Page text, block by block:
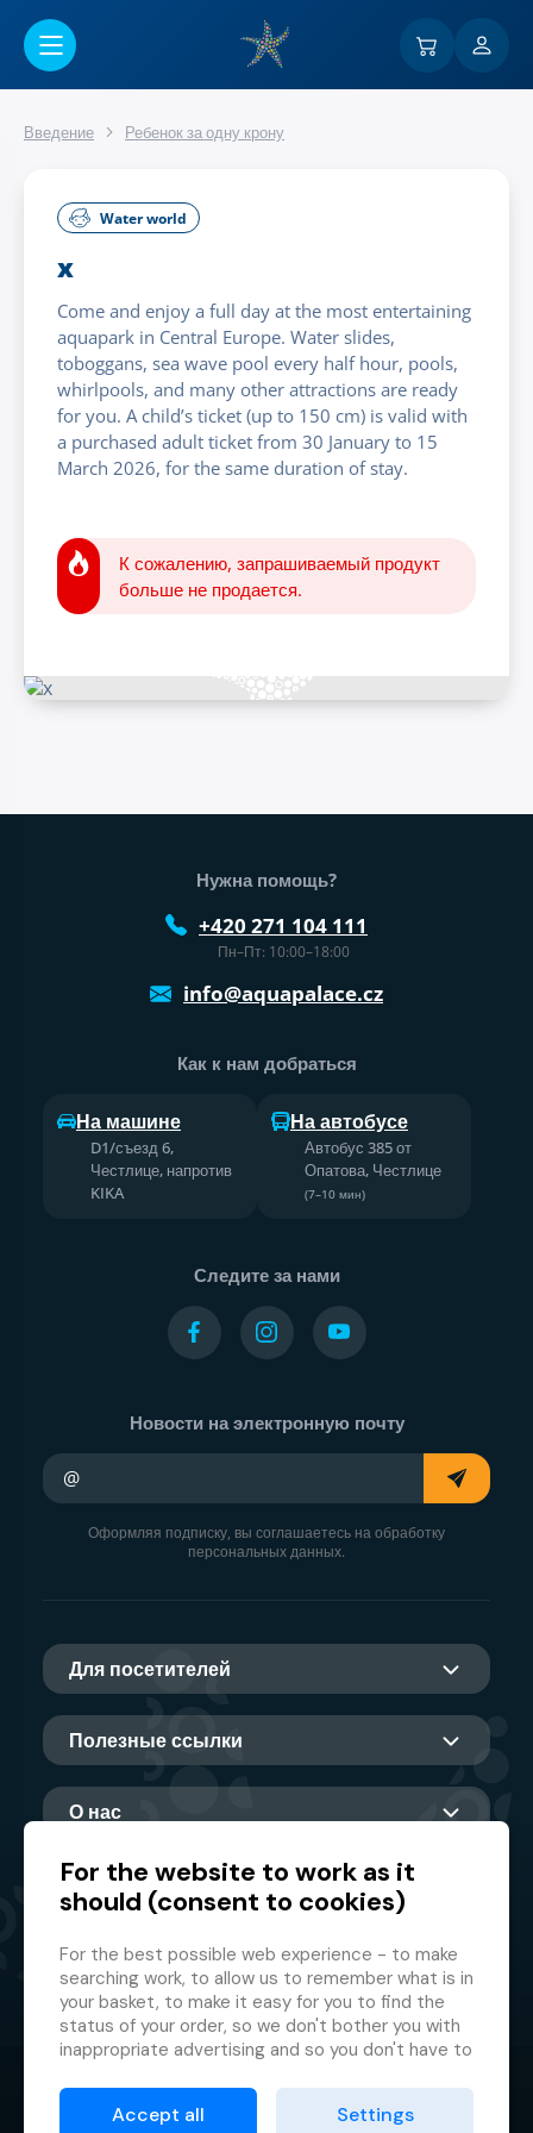
Введение Ребенок за одну крону
Water world
x
Come and enjoy a full day at the most entertaining
aquapark in Central Europe. Water slides,
toboggans, sea wave pool every half hour, pools,
whirlpools, and many other attractions are ready
for you. A child’s ticket (up to 150 cm) is valid with
a purchased adult ticket from 30 January to 15
March 2026, for the same duration of stay.
К сожалению, запрашиваемый продукт
больше не продается.
Нижний колонтитул веб-сайта
Нужна помощь?
+420 271 104 111
Пн–Пт: 10:00–18:00
info@aquapalace.cz
Как к нам добраться
На машине
D1/съезд 6,
Честлице, напротив
KIKA
На автобусе
Автобус 385 от
Опатова, Честлице
(7–10 мин)
Следите за нами
Новости на электронную почту
Оформляя подписку, вы соглашаетесь на обработку
персональных данных.
Для посетителей
Полезные ссылки
О нас
Главный партнер
© 2026 GMF Aquapark Prague, a.s.
For the website to work as it
should (consent to cookies)
For the best possible web experience - to make
searching work, to allow us to remember what is in
your basket, to make it easy for you to find the
status of your order, so we don't bother you with
inappropriate advertising and so you don't have to
This is why we need your consent toprocessing
Accept all Settings